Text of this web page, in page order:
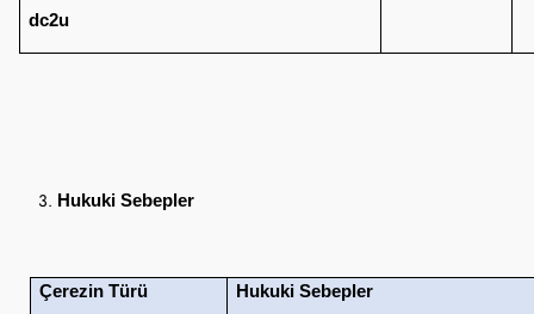
dc2u
Hukuki Sebepler
Çerezin Türü Hukuki Sebepler